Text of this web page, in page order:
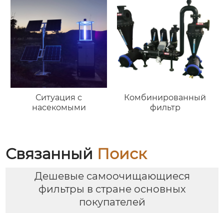
Ситуация с
насекомыми
Комбинированный
фильтр
Связанный Поиск
Дешевые самоочищающиеся
фильтры в стране основных
покупателей